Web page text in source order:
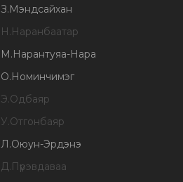
З. Мэндсайхан
Н . Наранбаатар
М . Нарантуяа-Нара
О. Номинчимэг
Э.Одбаяр
У.Отгонбаяр
Л .Оюун-Эрдэнэ
Д. Пүрэвдаваа